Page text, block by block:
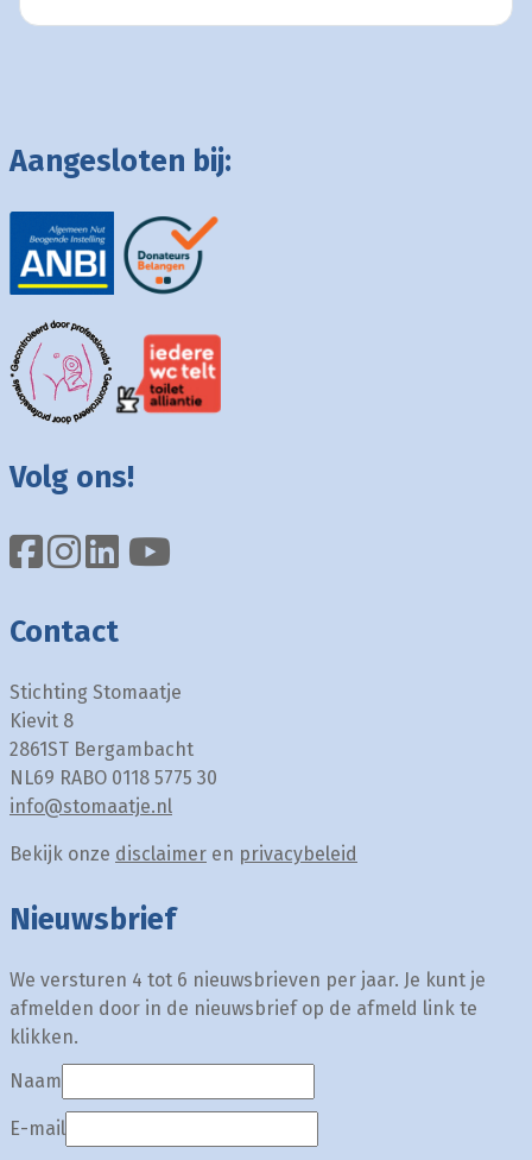
Aangesloten bij:
Volg ons!
Contact
Stichting Stomaatje
Kievit 8
2861ST Bergambacht
NL69 RABO 0118 5775 30
info@stomaatje.nl
Bekijk onze disclaimer en privacybeleid
Nieuwsbrief
We versturen 4 tot 6 nieuwsbrieven per jaar. Je kunt je
afmelden door in de nieuwsbrief op de afmeld link te
klikken.
Naam
E-mail